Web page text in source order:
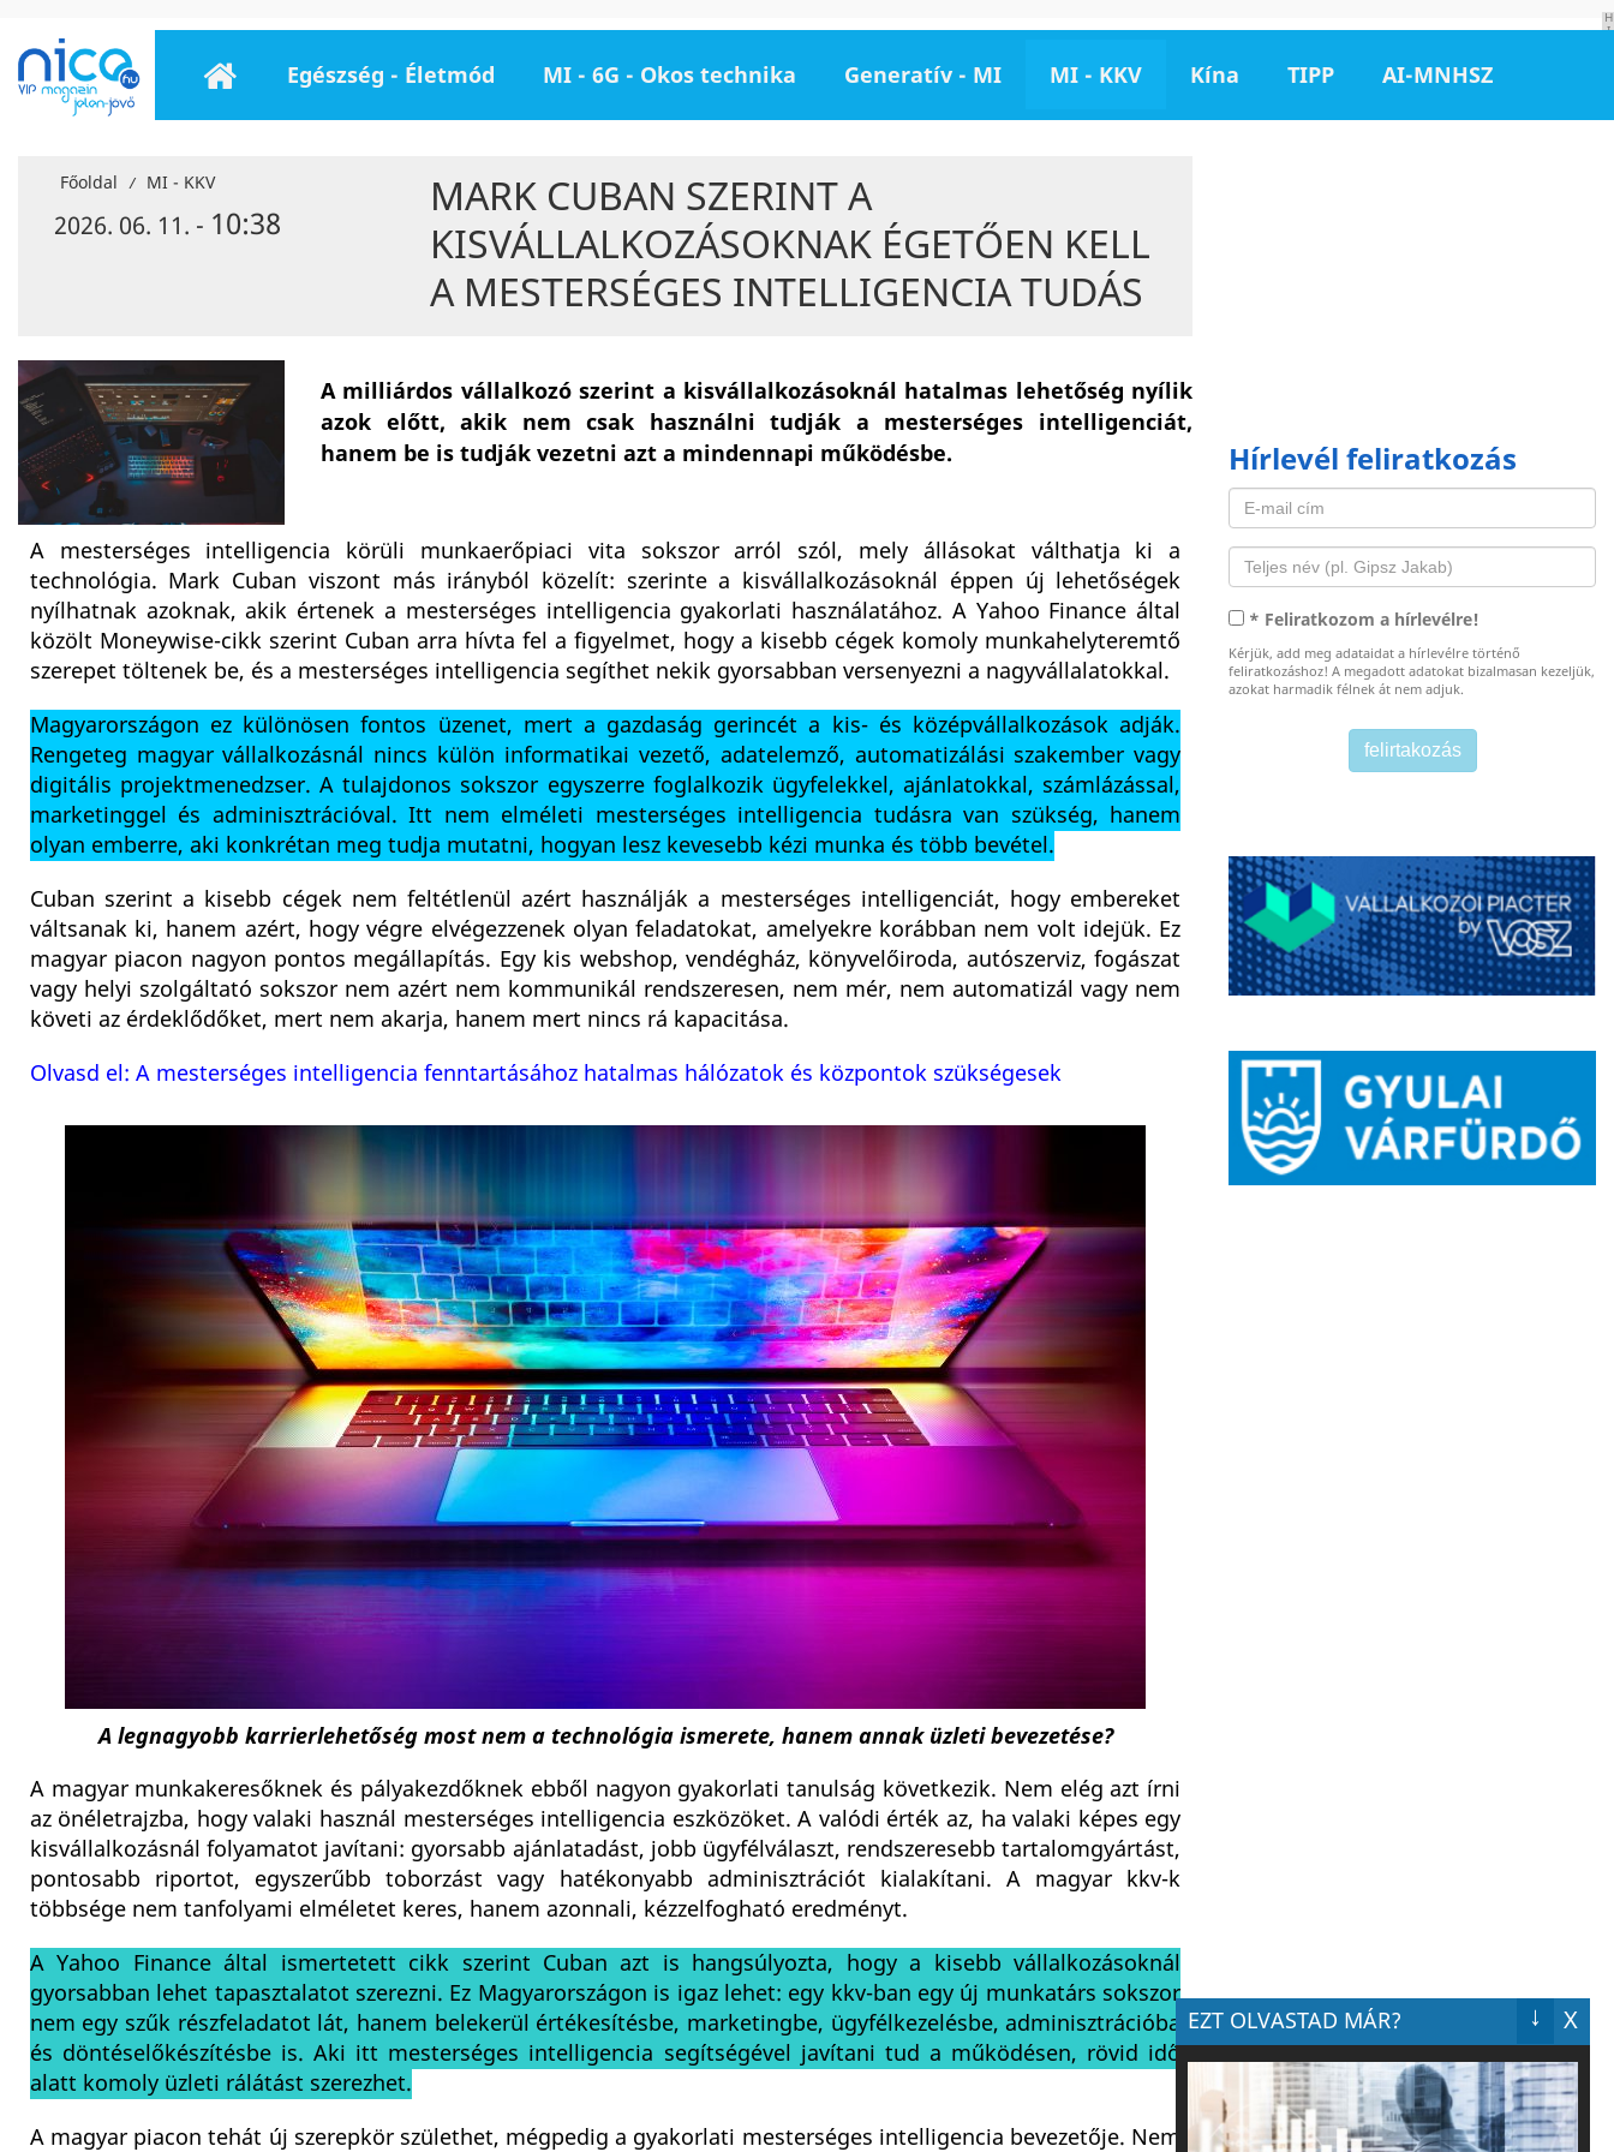
H
I
Egészség - Életmód MI - 6G - Okos technika Generatív - MI MI - KKV Kína TIPP AI-MNHSZ
Főoldal / MI - KKV
2026. 06. 11. - 10:38
MARK CUBAN SZERINT A
KISVÁLLALKOZÁSOKNAK ÉGETŐEN KELL
A MESTERSÉGES INTELLIGENCIA TUDÁS
A milliárdos vállalkozó szerint a kisvállalkozásoknál hatalmas lehetőség nyílik
azok előtt, akik nem csak használni tudják a mesterséges intelligenciát,
hanem be is tudják vezetni azt a mindennapi működésbe.
A mesterséges intelligencia körüli munkaerőpiaci vita sokszor arról szól, mely állásokat válthatja ki a
technológia. Mark Cuban viszont más irányból közelít: szerinte a kisvállalkozásoknál éppen új lehetőségek
nyílhatnak azoknak, akik értenek a mesterséges intelligencia gyakorlati használatához. A Yahoo Finance által
közölt Moneywise-cikk szerint Cuban arra hívta fel a figyelmet, hogy a kisebb cégek komoly munkahelyteremtő
szerepet töltenek be, és a mesterséges intelligencia segíthet nekik gyorsabban versenyezni a nagyvállalatokkal.
Magyarországon ez különösen fontos üzenet, mert a gazdaság gerincét a kis- és középvállalkozások adják.
Rengeteg magyar vállalkozásnál nincs külön informatikai vezető, adatelemző, automatizálási szakember vagy
digitális projektmenedzser. A tulajdonos sokszor egyszerre foglalkozik ügyfelekkel, ajánlatokkal, számlázással,
marketinggel és adminisztrációval. Itt nem elméleti mesterséges intelligencia tudásra van szükség, hanem
olyan emberre, aki konkrétan meg tudja mutatni, hogyan lesz kevesebb kézi munka és több bevétel.
Cuban szerint a kisebb cégek nem feltétlenül azért használják a mesterséges intelligenciát, hogy embereket
váltsanak ki, hanem azért, hogy végre elvégezzenek olyan feladatokat, amelyekre korábban nem volt idejük. Ez
magyar piacon nagyon pontos megállapítás. Egy kis webshop, vendégház, könyvelőiroda, autószerviz, fogászat
vagy helyi szolgáltató sokszor nem azért nem kommunikál rendszeresen, nem mér, nem automatizál vagy nem
követi az érdeklődőket, mert nem akarja, hanem mert nincs rá kapacitása.
Olvasd el: A mesterséges intelligencia fenntartásához hatalmas hálózatok és központok szükségesek
A legnagyobb karrierlehetőség most nem a technológia ismerete, hanem annak üzleti bevezetése?
A magyar munkakeresőknek és pályakezdőknek ebből nagyon gyakorlati tanulság következik. Nem elég azt írni
az önéletrajzba, hogy valaki használ mesterséges intelligencia eszközöket. A valódi érték az, ha valaki képes egy
kisvállalkozásnál folyamatot javítani: gyorsabb ajánlatadást, jobb ügyfélválaszt, rendszeresebb tartalomgyártást,
pontosabb riportot, egyszerűbb toborzást vagy hatékonyabb adminisztrációt kialakítani. A magyar kkv-k
többsége nem tanfolyami elméletet keres, hanem azonnali, kézzelfogható eredményt.
A Yahoo Finance által ismertetett cikk szerint Cuban azt is hangsúlyozta, hogy a kisebb vállalkozásoknál
gyorsabban lehet tapasztalatot szerezni. Ez Magyarországon is igaz lehet: egy kkv-ban egy új munkatárs sokszor
nem egy szűk részfeladatot lát, hanem belekerül értékesítésbe, marketingbe, ügyfélkezelésbe, adminisztrációba
és döntéselőkészítésbe is. Aki itt mesterséges intelligencia segítségével javítani tud a működésen, rövid idő
alatt komoly üzleti rálátást szerezhet.
A magyar piacon tehát új szerepkör születhet, mégpedig a gyakorlati mesterséges intelligencia bevezetője. Nem
Hírlevél feliratkozás
* Feliratkozom a hírlevélre!
Kérjük, add meg adataidat a hírlevélre történő
feliratkozáshoz! A megadott adatokat bizalmasan kezeljük,
azokat harmadik félnek át nem adjuk.
EZT OLVASTAD MÁR? X
↓